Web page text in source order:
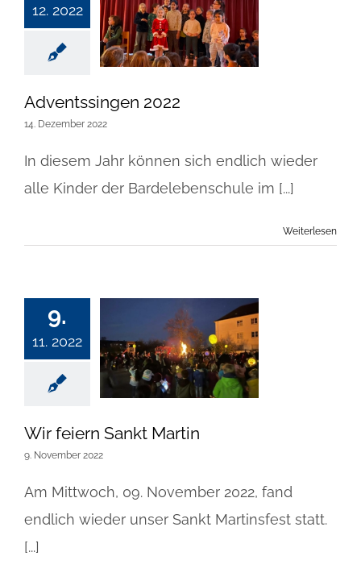
12. 2022
Adventssingen
2022
Adventssingen 2022
14. Dezember 2022
In diesem Jahr können sich endlich wieder
alle Kinder der Bardelebenschule im [...]
Weiterlesen
9.
11. 2022
Wir feiern Sankt
Martin
Wir feiern Sankt Martin
9. November 2022
Am Mittwoch, 09. November 2022, fand
endlich wieder unser Sankt Martinsfest statt.
[...]